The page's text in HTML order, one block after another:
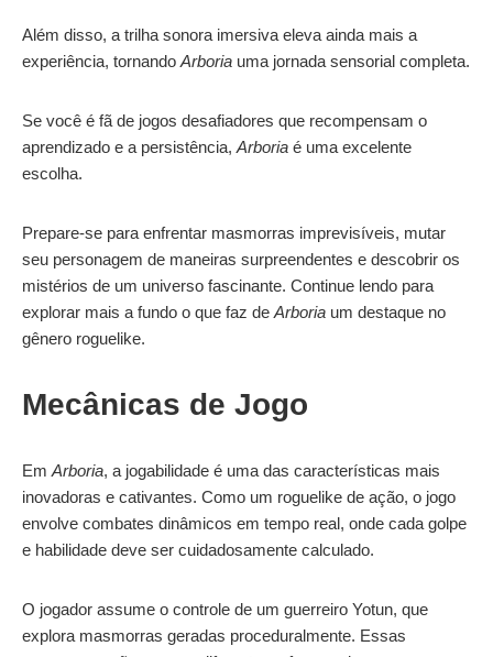
Além disso, a trilha sonora imersiva eleva ainda mais a
experiência, tornando Arboria uma jornada sensorial completa.
Se você é fã de jogos desafiadores que recompensam o
aprendizado e a persistência, Arboria é uma excelente
escolha.
Prepare-se para enfrentar masmorras imprevisíveis, mutar
seu personagem de maneiras surpreendentes e descobrir os
mistérios de um universo fascinante. Continue lendo para
explorar mais a fundo o que faz de Arboria um destaque no
gênero roguelike.
Mecânicas de Jogo
Em Arboria, a jogabilidade é uma das características mais
inovadoras e cativantes. Como um roguelike de ação, o jogo
envolve combates dinâmicos em tempo real, onde cada golpe
e habilidade deve ser cuidadosamente calculado.
O jogador assume o controle de um guerreiro Yotun, que
explora masmorras geradas proceduralmente. Essas